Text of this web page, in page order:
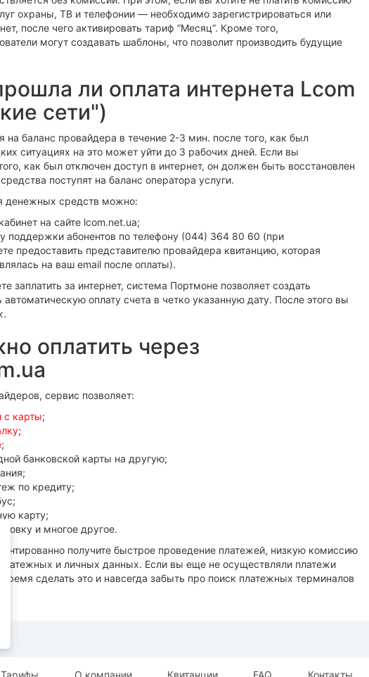
охраны, ТВ и телефонии — необходимо зарегистрироваться или
после чего активировать тариф “Месяц”. Кроме того,
могут создавать шаблоны, что позволит производить будущие
ли оплата интернета Lcom
сети")
на баланс провайдера в течение 2-3 мин. после того, как был
ситуациях на это может уйти до 3 рабочих дней. Если вы
как был отключен доступ в интернет, он должен быть восстановлен
поступят на баланс оператора услуги.
денежных средств можно:
на сайте lcom.net.ua;
поддержки абонентов по телефону (044) 364 80 60 (при
предоставить представителю провайдера квитанцию, которая
на ваш email после оплаты).
заплатить за интернет, система Портмоне позволяет создать
оплату счета в четко указанную дату. После этого вы
оплатить через
сервис позволяет:
с карты;
;
;
банковской карты на другую;
по кредиту;
карту;
и многое другое.
получите быстрое проведение платежей, низкую комиссию
и личных данных. Если вы еще не осуществляли платежи
сделать это и навсегда забыть про поиск платежных терминалов
Тарифы О компании Квитанции FAQ Контакты